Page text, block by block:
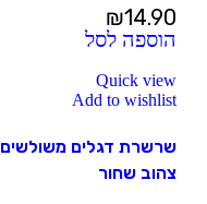
₪14.90
הוספה לסל
Quick view
Add to wishlist
שרשרת דגלים משולשים
צהוב שחור